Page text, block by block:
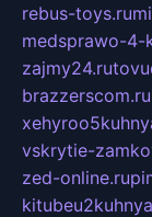
rebus-toys.ru
medsprawo-4-
zajmy24.ru
brazzerscom.ru
vskrytie-
zed-online.ru